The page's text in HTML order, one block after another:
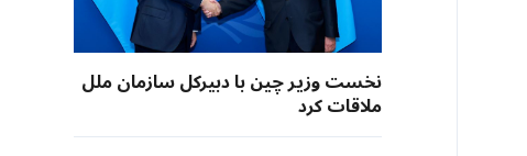
نخست وزیر چین با دبیرکل سازمان ملل
ملاقات کرد